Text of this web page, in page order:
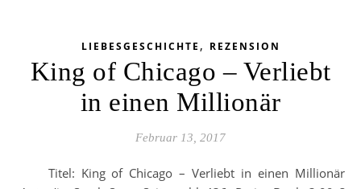
LIEBESGESCHICHTE , REZENSION
King of Chicago – Verliebt
in einen Millionär
Februar 13, 2017
Titel: King of Chicago – Verliebt in einen Millionär